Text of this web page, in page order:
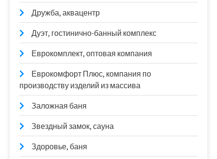
Дружба, аквацентр
Дуэт, гостинично-банный комплекс
Еврокомплект, оптовая компания
Еврокомфорт Плюс, компания по
производству изделий из массива
Заложная баня
Звездный замок, сауна
Здоровье, баня